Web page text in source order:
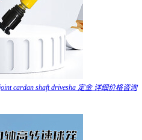
cardan shaft drivesha 定金 详细价格咨询